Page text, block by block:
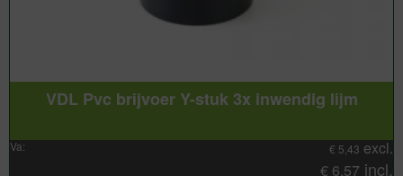
VDL Pvc brijvoer Y-stuk 3x inwendig lijm
Va: € 5,43 excl.
€ 6,57 incl.